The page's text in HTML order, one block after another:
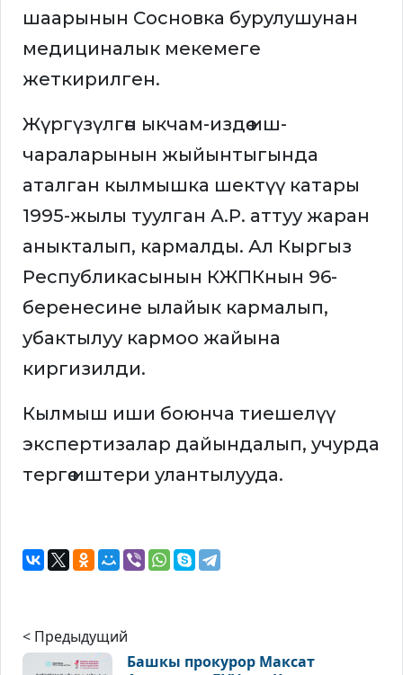
шаарынын Сосновка бурулушунан
медициналык мекемеге
жеткирилген.
Жүргүзүлгөн ыкчам-издөө иш-
чараларынын жыйынтыгында
аталган кылмышка шектүү катары
1995-жылы туулган А.Р. аттуу жаран
аныкталып, кармалды. Ал Кыргыз
Республикасынын КЖПКнын 96-
беренесине ылайык кармалып,
убактылуу кармоо жайына
киргизилди.
Кылмыш иши боюнча тиешелүү
экспертизалар дайындалып, учурда
тергөө иштери улантылууда.
< Предыдущий
Башкы прокурор Максат